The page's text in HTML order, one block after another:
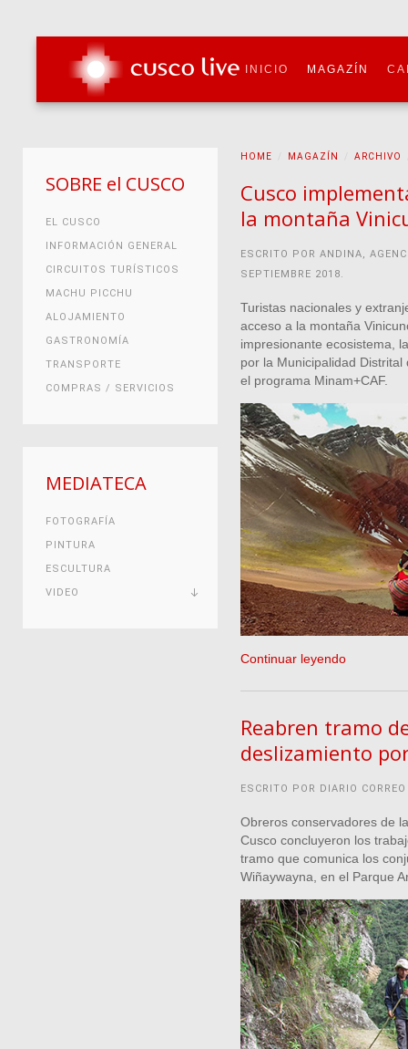
INICIO MAGAZÍN
HOME MAGAZÍN ARCHIVO
Cusco
la montaña
ESCRITO POR ANDINA,
SEPTIEMBRE 2018.
Turistas nacionales y
acceso a la montaña
impresionante ecosistema,
por la Municipalidad
el programa Minam+CAF.
Continuar leyendo
Reabren tramo
deslizamiento
ESCRITO POR DIARIO
Obreros conservadores de
Cusco concluyeron los
tramo que comunica los
Wiñaywayna, en el Parque
SOBRE el CUSCO
EL CUSCO
INFORMACIÓN GENERAL
CIRCUITOS TURÍSTICOS
MACHU PICCHU
ALOJAMIENTO
GASTRONOMÍA
TRANSPORTE
COMPRAS / SERVICIOS
MEDIATECA
FOTOGRAFÍA
PINTURA
ESCULTURA
VIDEO